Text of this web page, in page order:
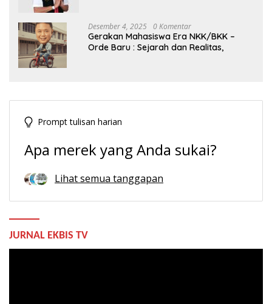
Desember 4, 2025 0 Komentar
Gerakan Mahasiswa Era NKK/BKK –
Orde Baru : Sejarah dan Realitas,
Prompt tulisan harian
Apa merek yang Anda sukai?
Lihat semua tanggapan
JURNAL EKBIS TV